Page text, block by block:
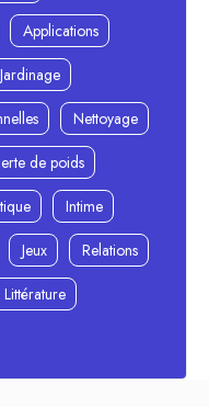
Applications
Jardinage
Nettoyage
de poids
Intime
Jeux
Relations
Littérature